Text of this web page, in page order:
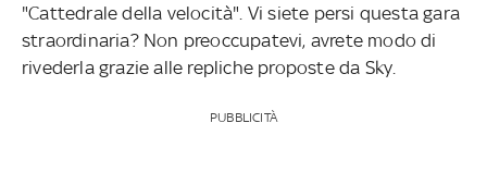
"Cattedrale della velocità". Vi siete persi questa gara
straordinaria? Non preoccupatevi, avrete modo di
rivederla grazie alle repliche proposte da Sky.
PUBBLICITÀ